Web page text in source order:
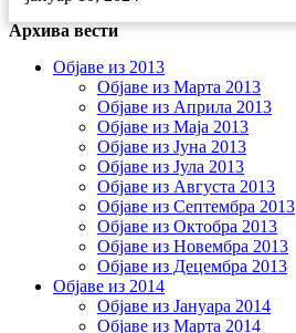
Архива вести
Објаве из 2013
Објаве из Марта 2013
Објаве из Априла 2013
Објаве из Маја 2013
Објаве из Јунa 2013
Објаве из Јула 2013
Објаве из Августа 2013
Објаве из Септембра 2013
Објаве из Октобра 2013
Објаве из Новембра 2013
Објаве из Децембра 2013
Објаве из 2014
Објаве из Јануара 2014
Објаве из Марта 2014